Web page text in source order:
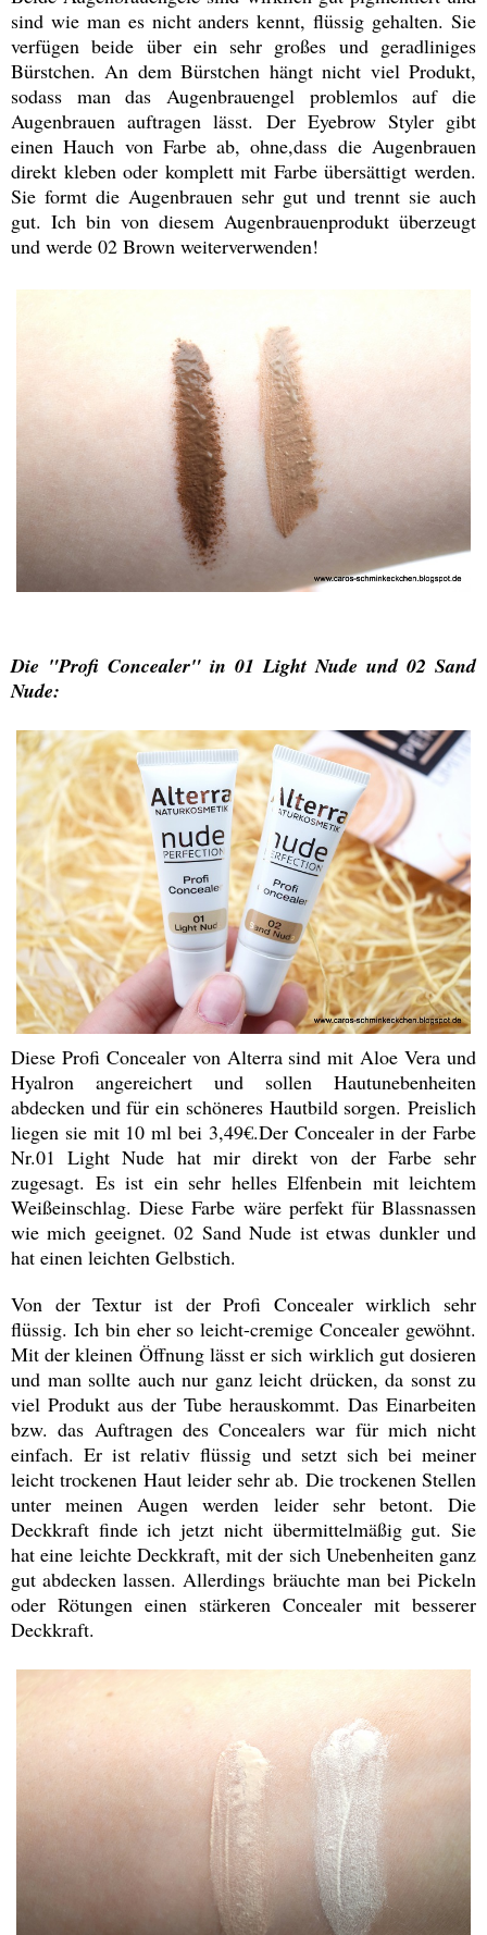
sind wie man es nicht anders kennt, flüssig gehalten. Sie
verfügen beide über ein sehr großes und geradliniges
Bürstchen. An dem Bürstchen hängt nicht viel Produkt,
sodass man das Augenbrauengel problemlos auf die
Augenbrauen auftragen lässt. Der Eyebrow Styler gibt
einen Hauch von Farbe ab, ohne,dass die Augenbrauen
direkt kleben oder komplett mit Farbe übersättigt werden.
Sie formt die Augenbrauen sehr gut und trennt sie auch
gut. Ich bin von diesem Augenbrauenprodukt überzeugt
und werde 02 Brown weiterverwenden!
Die "Profi Concealer" in 01 Light Nude und 02 Sand
Nude:
Diese Profi Concealer von Alterra sind mit Aloe Vera und
Hyalron angereichert und sollen Hautunebenheiten
abdecken und für ein schöneres Hautbild sorgen. Preislich
liegen sie mit 10 ml bei 3,49€.Der Concealer in der Farbe
Nr.01 Light Nude hat mir direkt von der Farbe sehr
zugesagt. Es ist ein sehr helles Elfenbein mit leichtem
Weißeinschlag. Diese Farbe wäre perfekt für Blassnassen
wie mich geeignet. 02 Sand Nude ist etwas dunkler und
hat einen leichten Gelbstich.
Von der Textur ist der Profi Concealer wirklich sehr
flüssig. Ich bin eher so leicht-cremige Concealer gewöhnt.
Mit der kleinen Öffnung lässt er sich wirklich gut dosieren
und man sollte auch nur ganz leicht drücken, da sonst zu
viel Produkt aus der Tube herauskommt. Das Einarbeiten
bzw. das Auftragen des Concealers war für mich nicht
einfach. Er ist relativ flüssig und setzt sich bei meiner
leicht trockenen Haut leider sehr ab. Die trockenen Stellen
unter meinen Augen werden leider sehr betont. Die
Deckkraft finde ich jetzt nicht übermittelmäßig gut. Sie
hat eine leichte Deckkraft, mit der sich Unebenheiten ganz
gut abdecken lassen. Allerdings bräuchte man bei Pickeln
oder Rötungen einen stärkeren Concealer mit besserer
Deckkraft.